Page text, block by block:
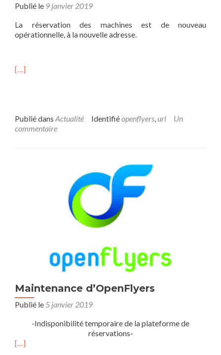
Publié le 9 janvier 2019
La réservation des machines est de nouveau
opérationnelle, à la nouvelle adresse.
[…]
Publié dans Actualité Identifiéopenflyers url
Un
commentaire
Maintenance d’OpenFlyers
Publié le 5 janvier 2019
-Indisponibilité temporaire de la plateforme de
réservations-
[…]